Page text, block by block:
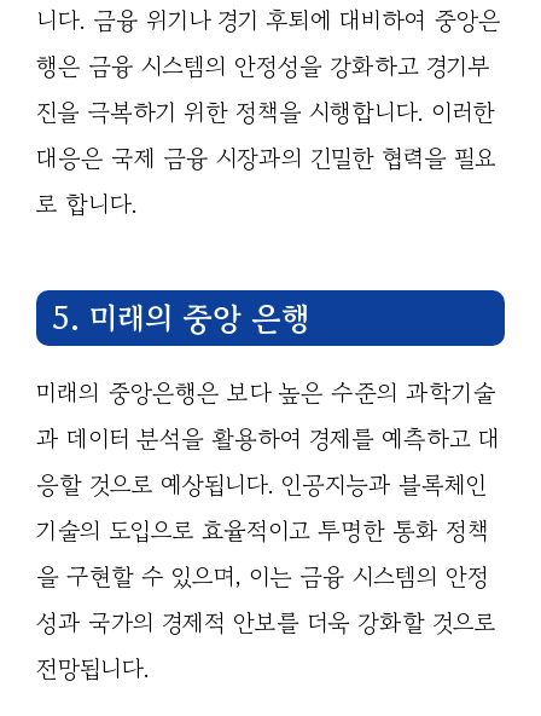
니다. 금융 위기나 경기 후퇴에 대비하여 중앙은
행은 금융 시스템의 안정성을 강화하고 경기부
진을 극복하기 위한 정책을 시행합니다. 이러한
대응은 국제 금융 시장과의 긴밀한 협력을 필요
로 합니다.
5. 미래의 중앙 은행
미래의 중앙은행은 보다 높은 수준의 과학기술
과 데이터 분석을 활용하여 경제를 예측하고 대
응할 것으로 예상됩니다. 인공지능과 블록체인
기술의 도입으로 효율적이고 투명한 통화 정책
을 구현할 수 있으며, 이는 금융 시스템의 안정
성과 국가의 경제적 안보를 더욱 강화할 것으로
전망됩니다.